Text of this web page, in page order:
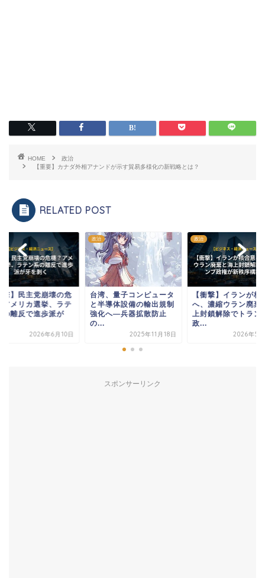
HOME
政治
【重要】カナダ外相アナンドが示す貿易多様化の新戦略とは？
RELATED POST
撃】民主党崩壊の危
アメリカ選挙、ラテ
の離反で進歩派が
2026年6月10日
政治
台湾、量子コンピュータ
と半導体設備の輸出規制
強化へ―兵器拡散防止
の...
2025年11月18日
政治
【衝撃】イランが核
へ、濃縮ウラン廃棄
上封鎖解除でトラン
政...
2026年5
スポンサーリンク